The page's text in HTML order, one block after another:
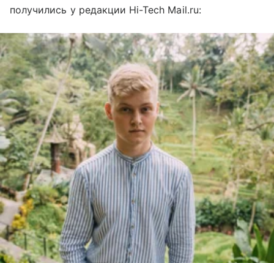
получились у редакции Hi-Tech Mail.ru: